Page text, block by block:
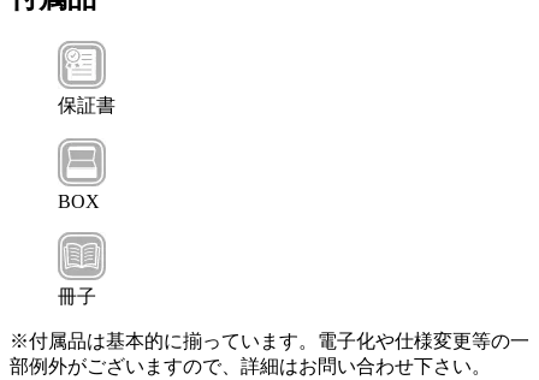
保証書
BOX
冊子
※付属品は基本的に揃っています。電子化や仕様変更等の一
部例外がございますので、詳細はお問い合わせ下さい。